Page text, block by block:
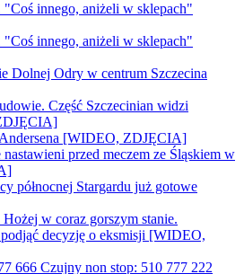
innego, aniżeli w sklepach"
innego, aniżeli w sklepach"
Dolnej Odry w centrum Szczecina
Część Szczecinian widzi
[WIDEO, ZDJĘCIA]
przed meczem ze Śląskiem w
północnej Stargardu już gotowe
w coraz gorszym stanie.
decyzję o eksmisji [WIDEO,
666 Czujny non stop: 510 777 222